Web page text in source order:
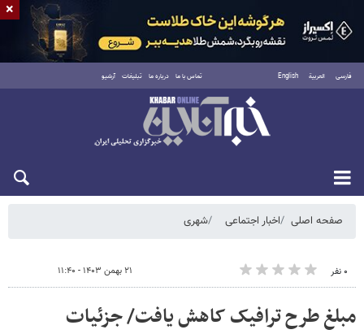
فارسی العربية English تماس با ما درباره ما تبلیغات آرشیو
شنبه ۱۷ مرداد ۱۴۰۵
صفحه اصلی اخبار اجتماعی شهری
۰ نفر ۲۱ بهمن ۱۴۰۳ - ۱۱:۴۰
مبلغ طرح ترافیک کاهش یافت/ جزئیات
×